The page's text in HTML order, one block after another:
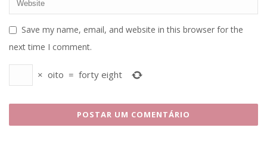
Save my name, email, and website in this browser for the
next time I comment.
× oito = forty eight